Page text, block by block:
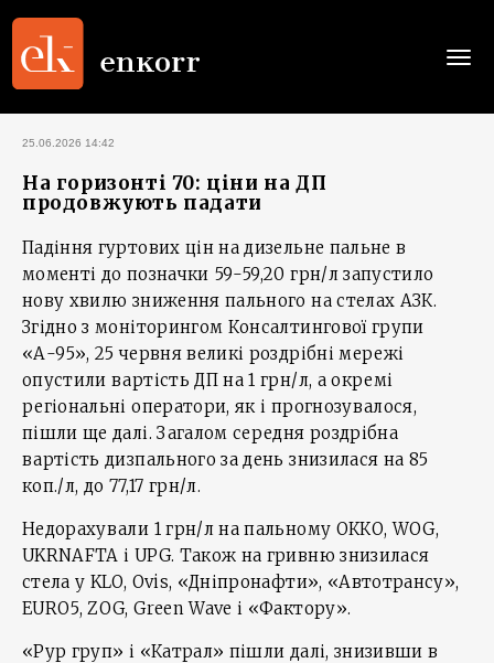
25.06.2026 14:42
На горизонті 70: ціни на ДП
продовжують падати
Падіння гуртових цін на дизельне пальне в
моменті до позначки 59-59,20 грн/л запустило
нову хвилю зниження пального на стелах АЗК.
Згідно з моніторингом Консалтингової групи
«А-95», 25 червня великі роздрібні мережі
опустили вартість ДП на 1 грн/л, а окремі
регіональні оператори, як і прогнозувалося,
пішли ще далі. Загалом середня роздрібна
вартість дизпального за день знизилася на 85
коп./л, до 77,17 грн/л.
Недорахували 1 грн/л на пальному ОККО, WOG,
UKRNAFTA і UPG. Також на гривню знизилася
стела у KLO, Ovis, «Дніпронафти», «Автотрансу»,
EURO5, ZOG, Green Wave і «Фактору».
«Рур груп» і «Катрал» пішли далі, знизивши в